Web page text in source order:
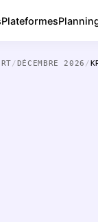
Plateformes
/DÉCEMBRE 2026 /